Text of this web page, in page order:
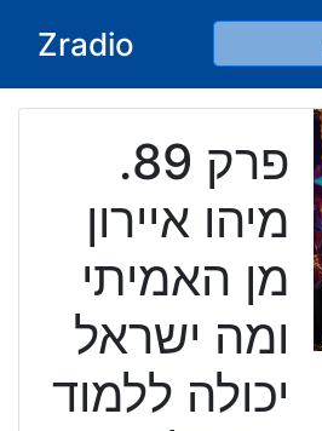
Zradio
פרק 89.
מיהו איירון
מן האמיתי
ומה ישראל
יכולה ללמוד